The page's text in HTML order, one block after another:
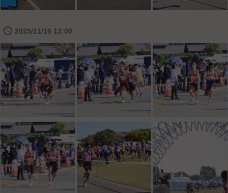
🕔 2025/11/16 13:00